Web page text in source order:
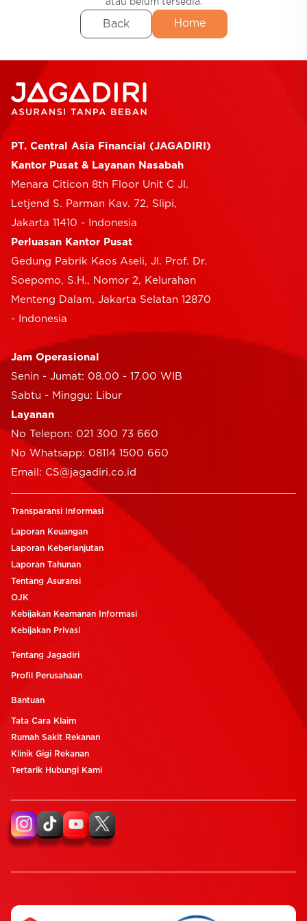
atau belum tersedia.
Back Home
PT. Central Asia Financial (JAGADIRI)
Kantor Pusat & Layanan Nasabah
Menara Citicon 8th Floor Unit C Jl.
Letjend S. Parman Kav. 72, Slipi,
Jakarta 11410 - Indonesia
Perluasan Kantor Pusat
Gedung Pabrik Kaos Aseli, Jl. Prof. Dr.
Soepomo, S.H., Nomor 2, Kelurahan
Menteng Dalam, Jakarta Selatan 12870
- Indonesia
Jam Operasional
Senin - Jumat: 08.00 - 17.00 WIB
Sabtu - Minggu: Libur
Layanan
No Telepon: 021 300 73 660
No Whatsapp: 08114 1500 660
Email: CS@jagadiri.co.id
Transparansi Informasi
Laporan Keuangan
Laporan Keberlanjutan
Laporan Tahunan
Tentang Asuransi
OJK
Kebijakan Keamanan Informasi
Kebijakan Privasi
Tentang Jagadiri
Profil Perusahaan
Bantuan
Tata Cara Klaim
Rumah Sakit Rekanan
Klinik Gigi Rekanan
Tertarik Hubungi Kami